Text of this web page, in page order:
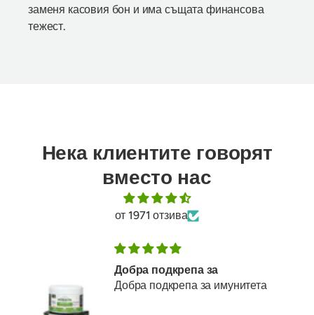
заменя касовия бон и има същата финансова
тежест.
Нека клиентите говорят
вместо нас
от 1971 отзива
Добра подкрепа за
Добра подкрепа за имунитета